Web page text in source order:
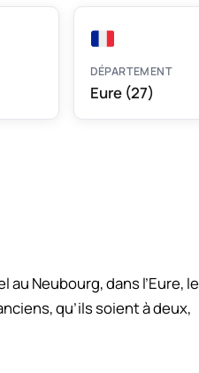
DÉPARTEMENT
Eure (27)
Neubourg, dans l’Eure, le
qu’ils soient à deux,